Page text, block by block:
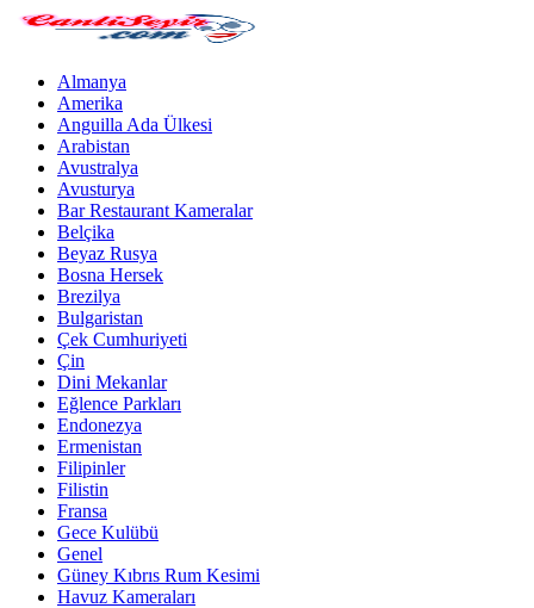
Almanya
Amerika
Anguilla Ada Ülkesi
Arabistan
Avustralya
Avusturya
Bar Restaurant Kameralar
Belçika
Beyaz Rusya
Bosna Hersek
Brezilya
Bulgaristan
Çek Cumhuriyeti
Çin
Dini Mekanlar
Eğlence Parkları
Endonezya
Ermenistan
Filipinler
Filistin
Fransa
Gece Kulübü
Genel
Güney Kıbrıs Rum Kesimi
Havuz Kameraları